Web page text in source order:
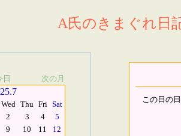
A氏のきまぐれ日
日 次の月
Wed Thu Fri Sat
2 3 4
5
9 10 11
12
この日の